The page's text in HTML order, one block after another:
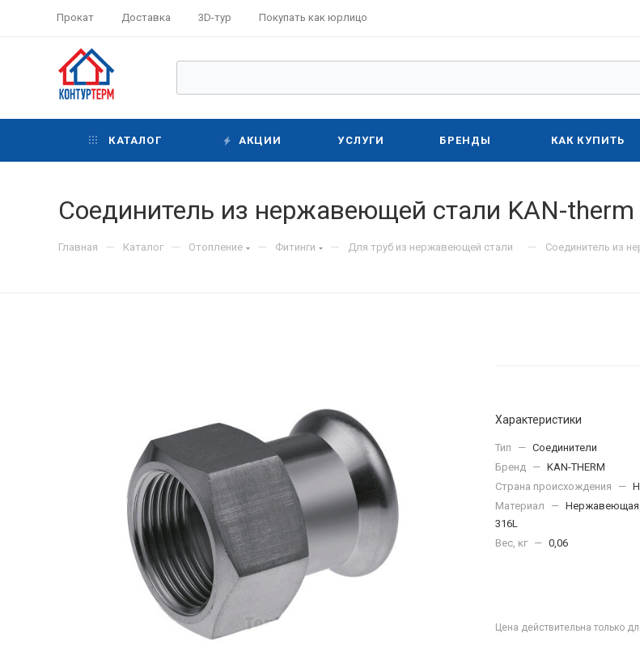
Прокат Доставка 3D-тур Покупать как юрлицо
КАТАЛОГ АКЦИИ УСЛУГИ БРЕНДЫ КАК КУПИТЬ
Соединитель из нержавеющей стали KAN-
Главная — Каталог — Отопление — Фитинги — Для труб из нержавеющей стали — Соединитель из
Характеристики
Тип — Соединители
Бренд — KAN-THERM
Страна происхождения
—
Материал
— Нержавеющая
316L
Вес, кг — 0,06
Цена действительна только